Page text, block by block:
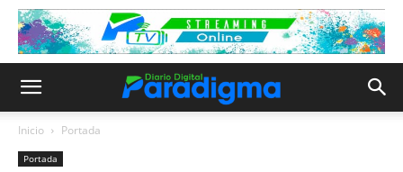
Inicio Portada
Portada